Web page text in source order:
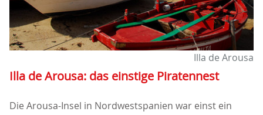
Illa de Arousa
Illa de Arousa: das einstige Piratennest
Die Arousa-Insel in Nordwestspanien war einst ein